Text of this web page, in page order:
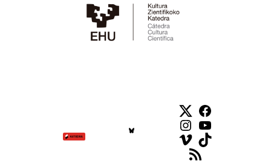
TwitterFacebook
Instagram
YouTube
VimeoTikTok
Feed RSS